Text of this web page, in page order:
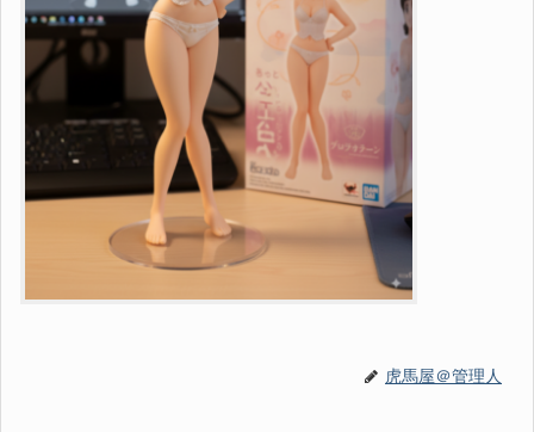
虎馬屋＠管理人